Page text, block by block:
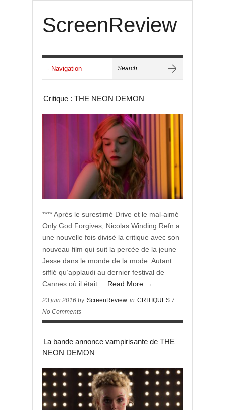
ScreenReview
Critique : THE NEON DEMON
**** Après le surestimé Drive et le mal-aimé
Only God Forgives, Nicolas Winding Refn a
une nouvelle fois divisé la critique avec son
nouveau film qui suit la percée de la jeune
Jesse dans le monde de la mode. Autant
sifflé qu’applaudi au dernier festival de
Cannes où il était…
Read More →
23 juin 2016 by ScreenReview in CRITIQUES /
No Comments
La bande annonce vampirisante de THE
NEON DEMON